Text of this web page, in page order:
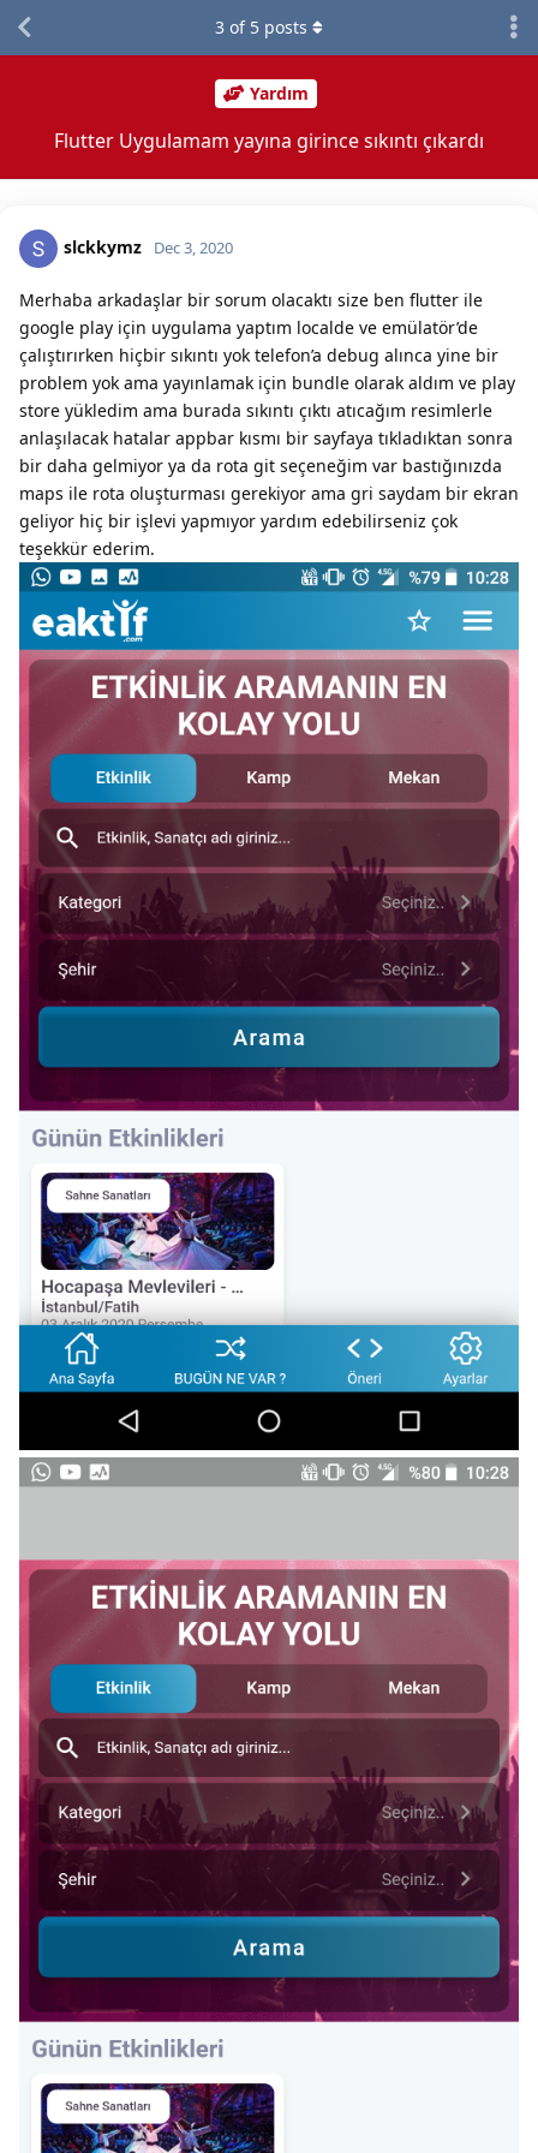
Yardım
Flutter Uygulamam yayına girince sıkıntı çıkardı
3 of 5 posts
slckkymz Dec 3, 2020
Merhaba arkadaşlar bir sorum olacaktı size ben flutter ile
google play için uygulama yaptım localde ve emülatör’de
çalıştırırken hiçbir sıkıntı yok telefon’a debug alınca yine bir
problem yok ama yayınlamak için bundle olarak aldım ve play
store yükledim ama burada sıkıntı çıktı atıcağım resimlerle
anlaşılacak hatalar appbar kısmı bir sayfaya tıkladıktan sonra
bir daha gelmiyor ya da rota git seçeneğim var bastığınızda
maps ile rota oluşturması gerekiyor ama gri saydam bir ekran
geliyor hiç bir işlevi yapmıyor yardım edebilirseniz çok
teşekkür ederim.